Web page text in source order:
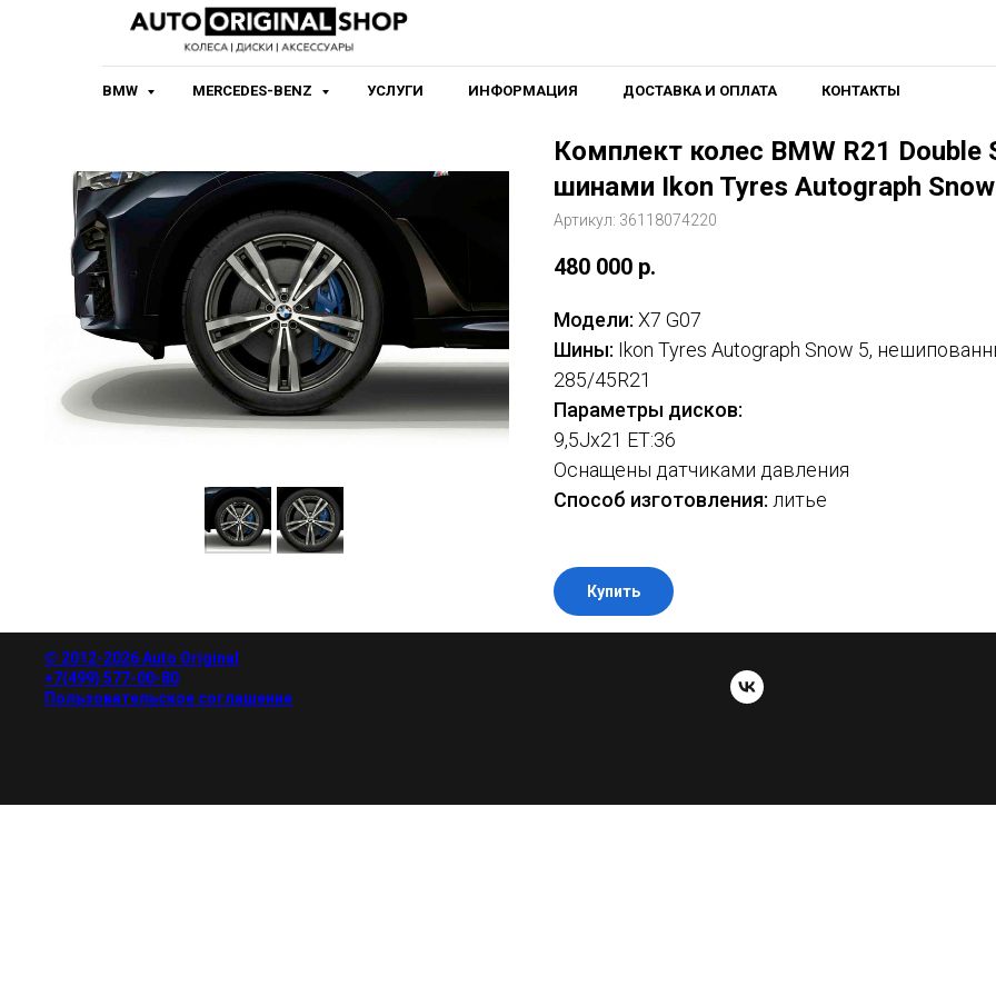
BMW MERCEDES-BENZ УСЛУГИ ИНФОРМАЦИЯ ДОСТАВКА И ОПЛАТА КОНТАКТЫ
Комплект колес BMW R21
шинами Ikon Tyres Autograph
Артикул: 36118074220
480 000 р.
Модели: X7 G07
Шины: Ikon Tyres Autograph Snow 5,
285/45R21
Параметры дисков:
9,5Jx21 ET:36
Оснащены датчиками давления
Способ изготовления: литье
Купить
© 2012-2026 Auto Original
+7(499) 577-00-80
Пользовательское соглашение